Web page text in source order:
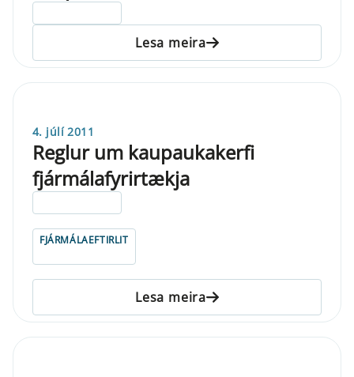
Lesa meira
4. júlí 2011
Reglur um kaupaukakerfi
fjármálafyrirtækja
FJÁRMÁLAEFTIRLIT
Lesa meira